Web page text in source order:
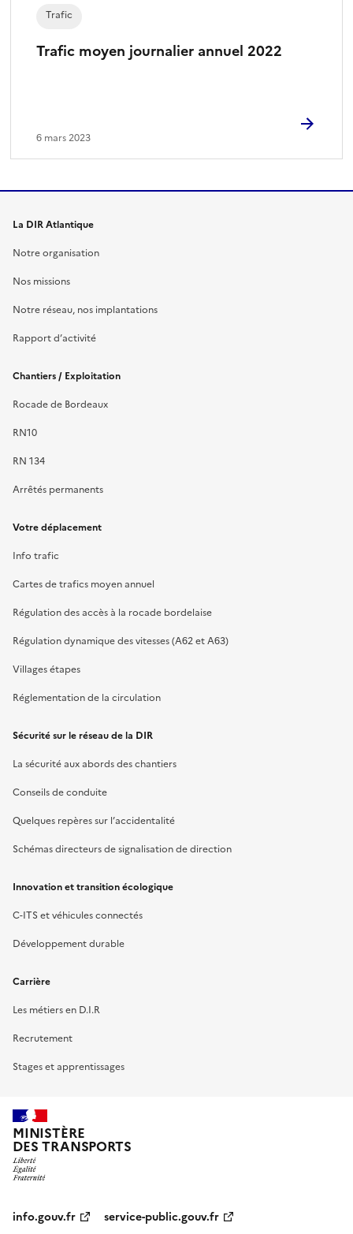
Trafic moyen journalier annuel 2022
Trafic
6 mars 2023
La DIR Atlantique
Notre organisation
Nos missions
Notre réseau, nos implantations
Rapport d’activité
Chantiers / Exploitation
Rocade de Bordeaux
RN10
RN 134
Arrêtés permanents
Votre déplacement
Info trafic
Cartes de trafics moyen annuel
Régulation des accès à la rocade bordelaise
Régulation dynamique des vitesses (A62 et A63)
Villages étapes
Réglementation de la circulation
Sécurité sur le réseau de la DIR
La sécurité aux abords des chantiers
Conseils de conduite
Quelques repères sur l’accidentalité
Schémas directeurs de signalisation de direction
Innovation et transition écologique
C-ITS et véhicules connectés
Développement durable
Carrière
Les métiers en D.I.R
Recrutement
Stages et apprentissages
MINISTÈRE
DES TRANSPORTS
info.gouv.fr service-public.gouv.fr